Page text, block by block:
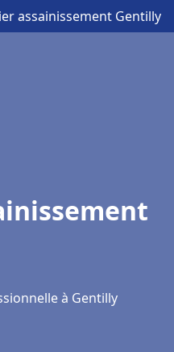
assainissement Gentilly
à Gentilly